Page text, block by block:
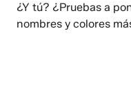
¿Y tú? ¿Pruebas a
nombres y colores